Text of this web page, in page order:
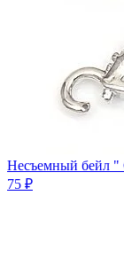
Несъемный бейл "
75 ₽